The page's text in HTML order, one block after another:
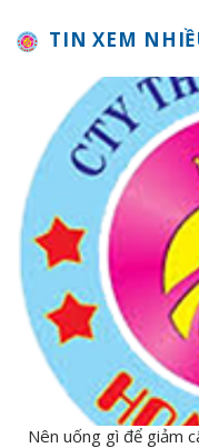
TIN XEM
Nên uống gì để giảm